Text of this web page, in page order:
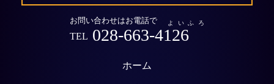
お問い合わせはお電話で よいふろ
TEL 028-663-4126
ホーム